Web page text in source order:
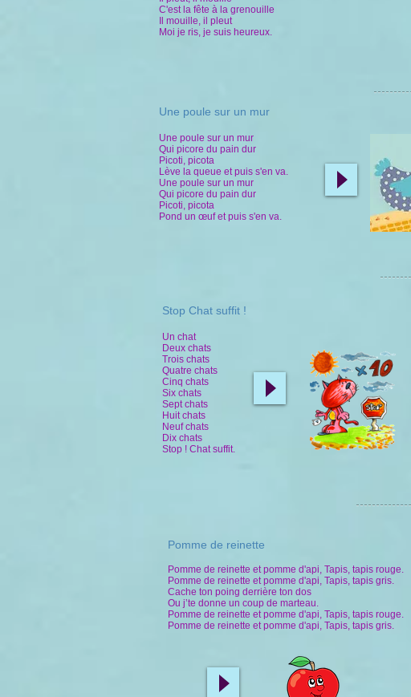
C'est la fête à la grenouille
Il mouille, il pleut
Moi je ris, je suis heureux.
Une poule sur un mur
Une poule sur un mur
Qui picore du pain dur
Picoti, picota
Lève la queue et puis s'en va.
Une poule sur un mur
Qui picore du pain dur
Picoti, picota
Pond un œuf et puis s'en va.
Stop Chat suffit !
Un chat
Deux chats
Trois chats
Quatre chats
Cinq chats
Six chats
Sept chats
Huit chats
Neuf chats
Dix chats
Stop ! Chat suffit.
Pomme de reinette
Pomme de reinette et pomme d'api, Tapis, tapis rouge.
Pomme de reinette et pomme d'api, Tapis, tapis gris.
Cache ton poing derrière ton dos
Ou j’te donne un coup de marteau.
Pomme de reinette et pomme d'api, Tapis, tapis rouge.
Pomme de reinette et pomme d'api, Tapis, tapis gris.